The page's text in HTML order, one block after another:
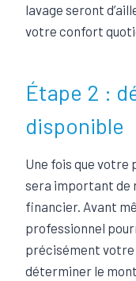
lavage seront
votre confort
Étape 2 :
disponible
Une fois que
sera important de
financier. Avant
professionnel
précisément votre
déterminer le